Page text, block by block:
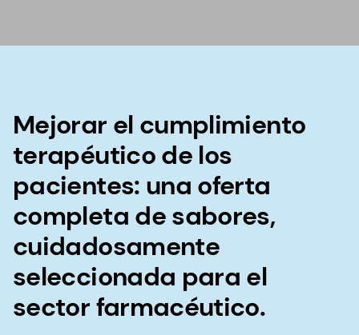
Mejorar el cumplimiento
terapéutico de los
pacientes: una oferta
completa de sabores,
cuidadosamente
seleccionada para el
sector farmacéutico.